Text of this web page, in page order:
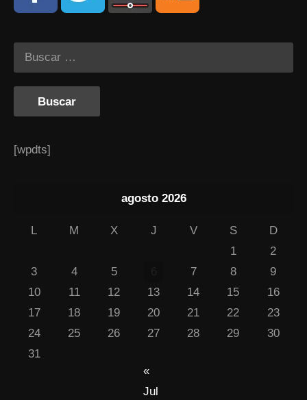
[wpdts]
agosto 2026
L M X J V S
D
1
2
3
4 5 7 8
9
10
11 12 13 14 15
16
17
18 19 20 21 22
23
24
25 26 27 28 29
30
31
«
Jul